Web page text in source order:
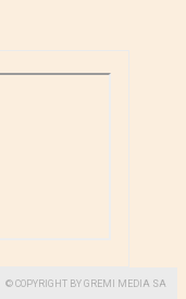
© COPYRIGHT BY GREMI MEDIA SA